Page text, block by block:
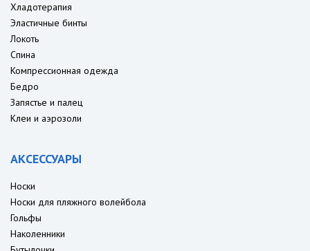
Хладотерапия
Эластичные бинты
Локоть
Спина
Компрессионная одежда
Бедро
Запястье и палец
Клеи и аэрозоли
АКСЕССУАРЫ
Носки
Носки для пляжного волейбола
Гольфы
Наколенники